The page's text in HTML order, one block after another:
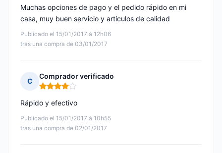
Publicado el 15/01/2017 à 12h06
tras una compra de 03/01/2017
Muchas opciones de pago y el pedido rápido en mi
casa, muy buen servicio y artículos de calidad
C
Comprador verificado
Nota: 4 de 5
Publicado el 15/01/2017 à 10h55
tras una compra de 02/01/2017
Rápido y efectivo